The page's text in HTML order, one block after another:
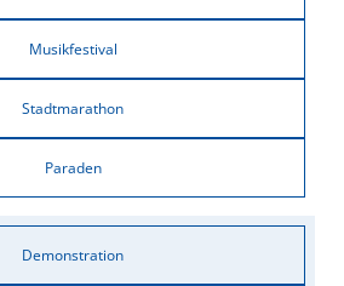
Musikfestival
Stadtmarathon
Paraden
Demonstration